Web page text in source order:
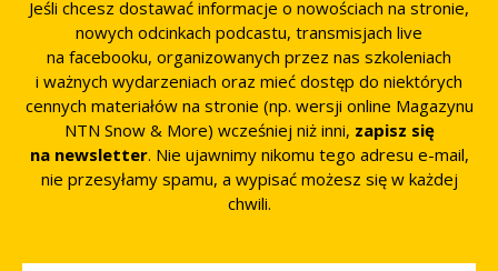
Jeśli chcesz dostawać informacje o nowościach na stronie,
nowych odcinkach podcastu, transmisjach live
na facebooku, organizowanych przez nas szkoleniach
i ważnych wydarzeniach oraz mieć dostęp do niektórych
cennych materiałów na stronie (np. wersji online Magazynu
NTN Snow & More) wcześniej niż inni, zapisz się
na newsletter. Nie ujawnimy nikomu tego adresu e-mail,
nie przesyłamy spamu, a wypisać możesz się w każdej
chwili.